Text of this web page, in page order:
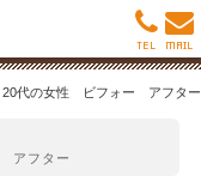
代の女性 ビフォー アフター
アフター
MAIL
TEL